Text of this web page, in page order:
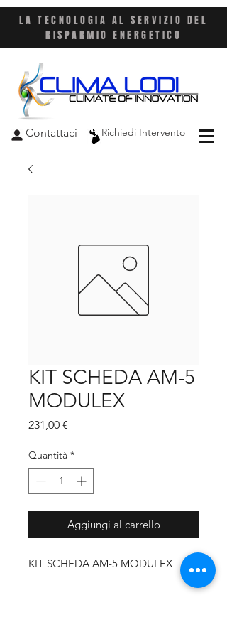
LA TECNOLOGIA AL SERVIZIO DEL
RISPARMIO ENERGETICO
Richiedi Intervento
Contattaci
KIT SCHEDA AM-5
MODULEX
231,00 €
Quantità *
Aggiungi al carrello
KIT SCHEDA AM-5 MODULEX